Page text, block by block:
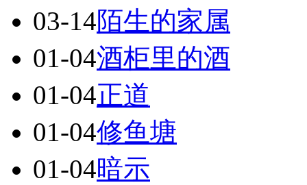
03-14陌生的家属
01-04酒柜里的酒
01-04正道
01-04修鱼塘
01-04暗示